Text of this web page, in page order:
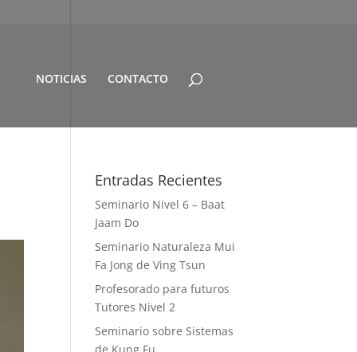
NOTICIAS CONTACTO
Entradas Recientes
Seminario Nivel 6 – Baat
Jaam Do
Seminario Naturaleza Mui
Fa Jong de Ving Tsun
Profesorado para futuros
Tutores Nivel 2
Seminario sobre Sistemas